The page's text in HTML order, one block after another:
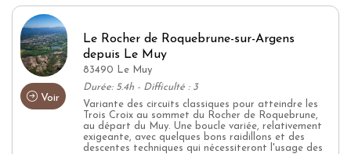
Voir
Le Rocher de Roquebrune-sur-Argens
depuis Le Muy
83490 Le Muy
Durée: 5.4h - Difficulté : 3
Variante des circuits classiques pour atteindre les
Trois Croix au sommet du Rocher de Roquebrune,
au départ du Muy. Une boucle variée, relativement
exigeante, avec quelques bons raidillons et des
descentes techniques qui nécessiteront l'usage des